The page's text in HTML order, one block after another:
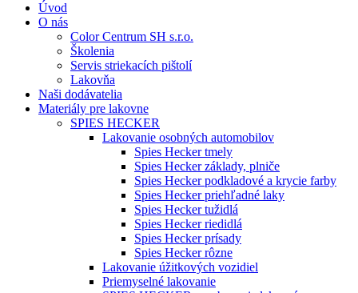
Úvod
O nás
Color Centrum SH s.r.o.
Školenia
Servis striekacích pištolí
Lakovňa
Naši dodávatelia
Materiály pre lakovne
SPIES HECKER
Lakovanie osobných automobilov
Spies Hecker tmely
Spies Hecker základy, plniče
Spies Hecker podkladové a krycie farby
Spies Hecker priehľadné laky
Spies Hecker tužidlá
Spies Hecker riedidlá
Spies Hecker prísady
Spies Hecker rôzne
Lakovanie úžitkových vozidiel
Priemyselné lakovanie